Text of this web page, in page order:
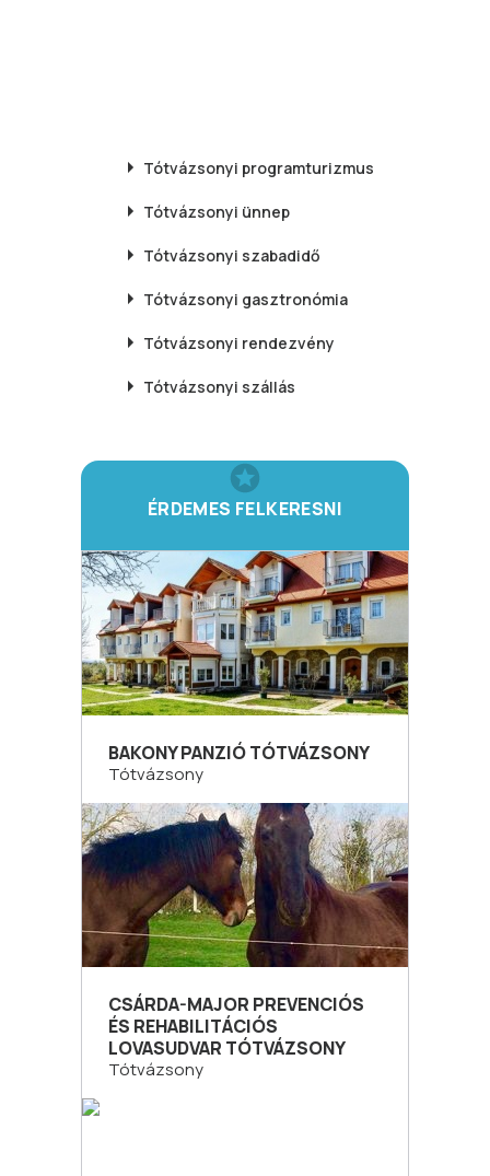
Tótvázsonyi programturizmus
Tótvázsonyi ünnep
Tótvázsonyi szabadidő
Tótvázsonyi gasztronómia
Tótvázsonyi rendezvény
Tótvázsonyi szállás
ÉRDEMES FELKERESNI
BAKONY PANZIÓ TÓTVÁZSONY
Tótvázsony
CSÁRDA-MAJOR PREVENCIÓS
ÉS REHABILITÁCIÓS
LOVASUDVAR TÓTVÁZSONY
Tótvázsony